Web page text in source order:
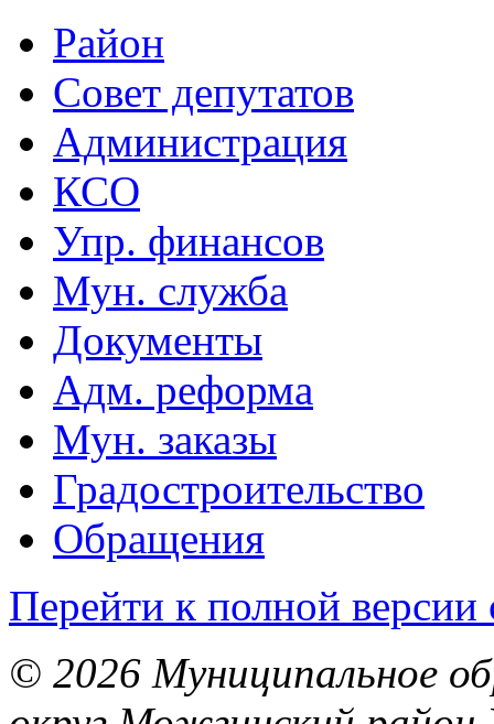
Район
Совет депутатов
Администрация
КСО
Упр. финансов
Мун. служба
Документы
Адм. реформа
Мун. заказы
Градостроительство
Обращения
Перейти к полной версии
© 2026 Муниципальное